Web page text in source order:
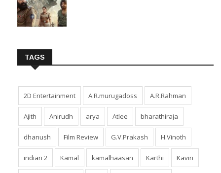
TAGS
2D Entertainment A.R.murugadoss A.R.Rahman
Ajith Anirudh arya Atlee bharathiraja
dhanush Film Review G.V.Prakash H.Vinoth
indian 2 Kamal kamalhaasan Karthi Kavin